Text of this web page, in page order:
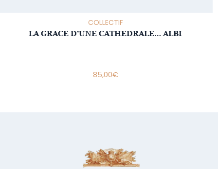
COLLECTIF
LA GRACE D’UNE CATHEDRALE… ALBI
85,00€